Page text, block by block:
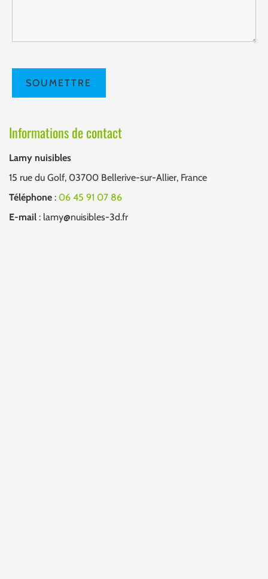
Informations de contact
Lamy nuisibles
15 rue du Golf, 03700 Bellerive-sur-Allier, France
Téléphone : 06 45 91 07 86
E-mail : lamy@nuisibles-3d.fr